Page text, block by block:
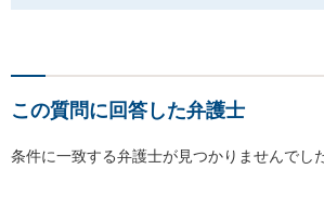
この質問に回答した弁護士
条件に一致する弁護士が見つかりませんでし